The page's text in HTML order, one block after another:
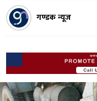
गण्डक न्यूज